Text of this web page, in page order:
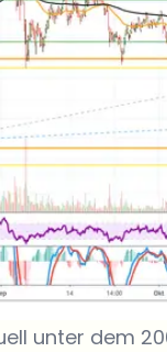
unter dem